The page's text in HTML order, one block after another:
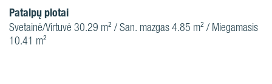
Patalpų plotai
Svetainė/Virtuvė 30.29 m² / San. mazgas 4.85 m² / Miegamasis
10.41 m²